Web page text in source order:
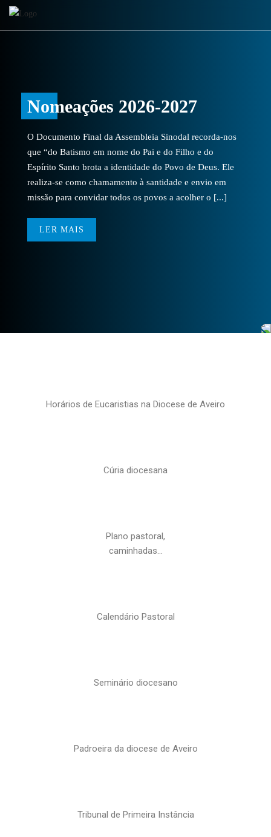
Nomeações 2026-2027
O Documento Final da Assembleia Sinodal recorda-nos
que “do Batismo em nome do Pai e do Filho e do
Espírito Santo brota a identidade do Povo de Deus. Ele
realiza-se como chamamento à santidade e envio em
missão para convidar todos os povos a acolher o [...]
LER MAIS
Horários de Eucaristias na Diocese de Aveiro
Cúria diocesana
Plano pastoral,
caminhadas…
Calendário Pastoral
Seminário diocesano
Padroeira da diocese de Aveiro
Tribunal de Primeira Instância